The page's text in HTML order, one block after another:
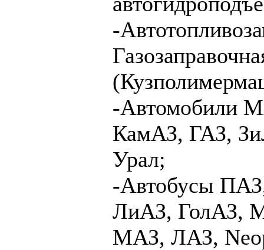
-
-Автомобили
КамАЗ, ГАЗ,
Урал;
-Автобусы
ЛиАЗ, ГолАЗ,
МАЗ, ЛАЗ,